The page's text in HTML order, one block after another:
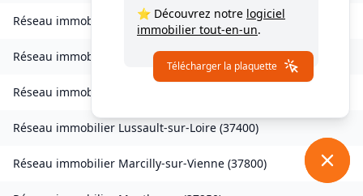
Réseau immobilier Limeray(37530)
Réseau immobilier Le Louroux
Réseau immobilier
Réseau immobilier Lussault-sur-Loire (37400)
Réseau immobilier Marcilly-sur-Vienne (37800)
⭐ Découvrez notre logiciel
immobilier tout-en-un.
Télécharger la plaquette